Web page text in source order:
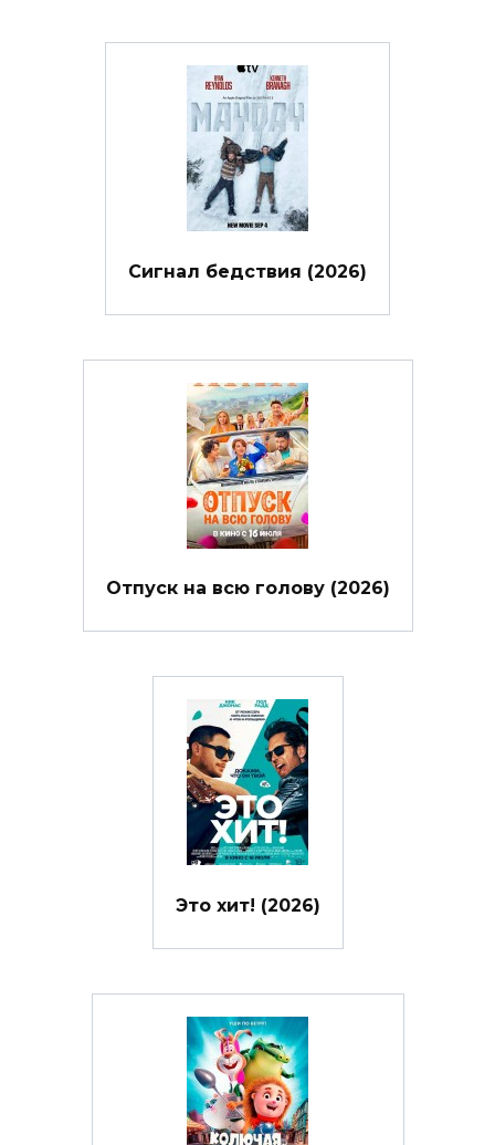
Сигнал бедствия (2026)
Отпуск на всю голову (2026)
Это хит! (2026)